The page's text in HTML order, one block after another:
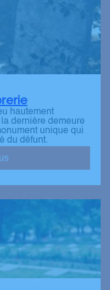
hautement
dernière demeure
unique qui
du défunt.